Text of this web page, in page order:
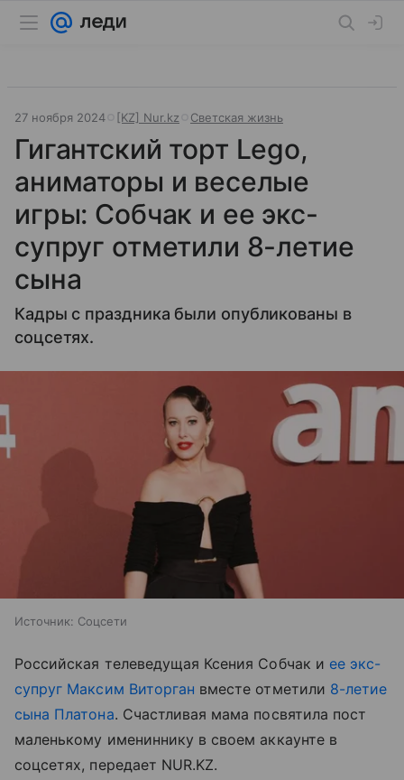
27 ноября 2024 [KZ] Nur.kz Светская жизнь
Гигантский торт Lego,
аниматоры и веселые
игры: Собчак и ее экс-
супруг отметили 8-летие
сына
Кадры с праздника были опубликованы в
соцсетях.
Источник: Соцсети
Российская телеведущая Ксения Собчак и ее экс-
супруг Максим Виторган вместе отметили 8-летие
сына Платона. Счастливая мама посвятила пост
маленькому имениннику в своем аккаунте в
соцсетях, передает NUR.KZ.